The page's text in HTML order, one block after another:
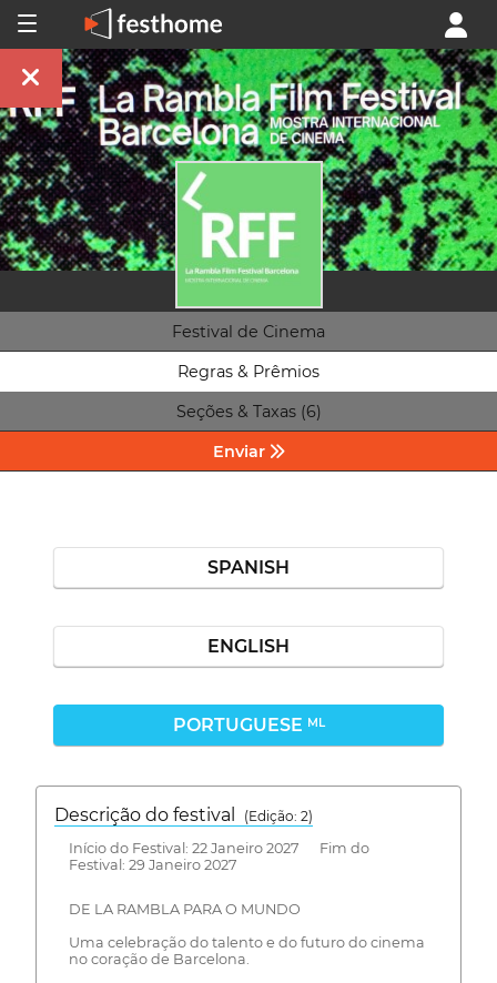
Festival de Cinema
Regras & Prêmios
Seções & Taxas (6)
Enviar
SPANISH
ENGLISH
PORTUGUESE ML
Descrição do festival
(Edição: 2)
Início do Festival: 22 Janeiro 2027 Fim do
Festival: 29 Janeiro 2027
DE LA RAMBLA PARA O MUNDO
Uma celebração do talento e do futuro do cinema
no coração de Barcelona.